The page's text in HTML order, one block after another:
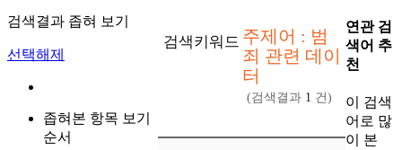
검색결과 좁혀 보기
선택해제
좁혀본 항목 보기
순서
검색키워드 주제어 : 범
죄 관련 데이
터
(검색결과 1 건)
연관 검
색어 추
천
이 검색
어로 많
이 본